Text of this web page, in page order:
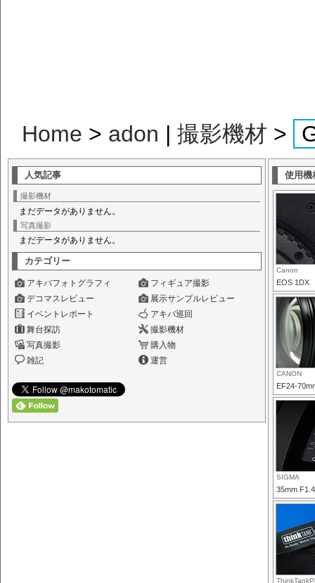
Home > adon | 撮影機材 >
人気記事
撮影機材
まだデータがありません。
写真撮影
まだデータがありません。
カテゴリー
アキバフォトグラフィ
フィギュア撮影
デコマスレビュー
展示サンプルレビュー
イベントレポート
アキバ巡回
舞台探訪
撮影機材
写真撮影
購入物
雑記
運営
使用機
Canon
EOS 1DX
CANON
EF24-
SIGMA
35mm